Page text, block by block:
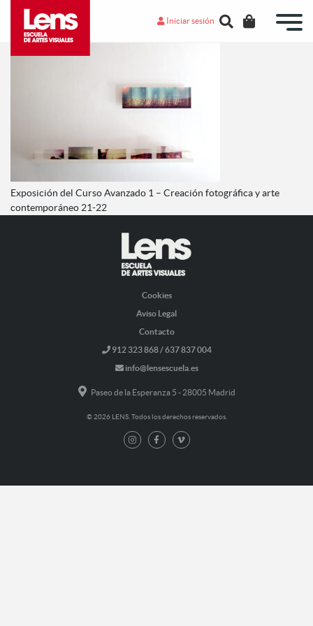
Iniciar sesión
Exposición del Curso Avanzado 1 – Creación fotográfica y arte
contemporáneo 21-22
Cookies
Aviso Legal
Contacto
912 323 868 / 637 837 004
info@lensescuela.es
Paseo de la Esperanza 5 - 28005 Madrid
© 2026 LENS. Todos los derechos reservados.